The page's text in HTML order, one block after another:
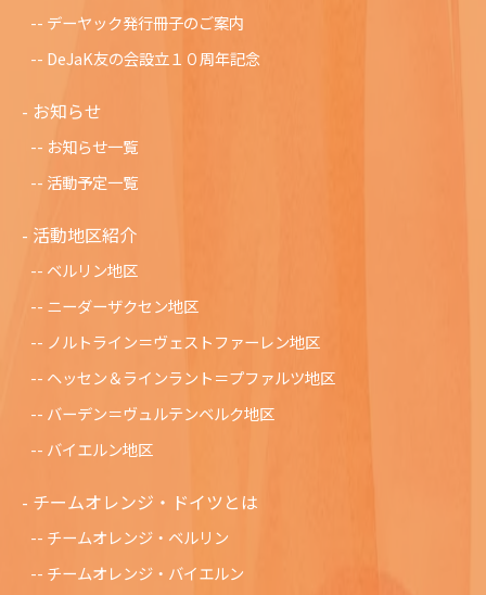
デーヤック発行冊子のご案内
DeJaK友の会設立１０周年記念
お知らせ
お知らせ一覧
活動予定一覧
活動地区紹介
ベルリン地区
ニーダーザクセン地区
ノルトライン＝ヴェストファーレン地区
ヘッセン＆ラインラント＝プファルツ地区
バーデン＝ヴュルテンベルク地区
バイエルン地区
チームオレンジ・ドイツとは
チームオレンジ・ベルリン
チームオレンジ・バイエルン